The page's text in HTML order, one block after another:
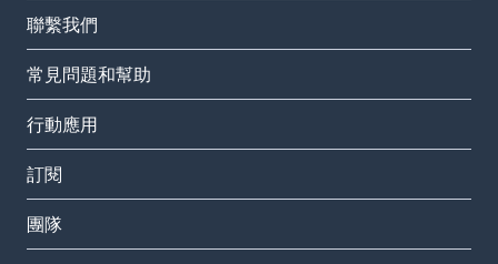
聯繫我們
常見問題和幫助
行動應用
訂閱
團隊